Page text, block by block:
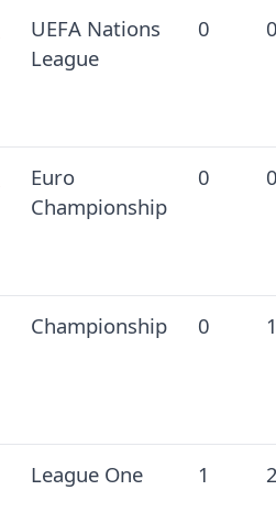
UEFA Nations
League
0
Euro
Championship
0
Championship 0
League One 1